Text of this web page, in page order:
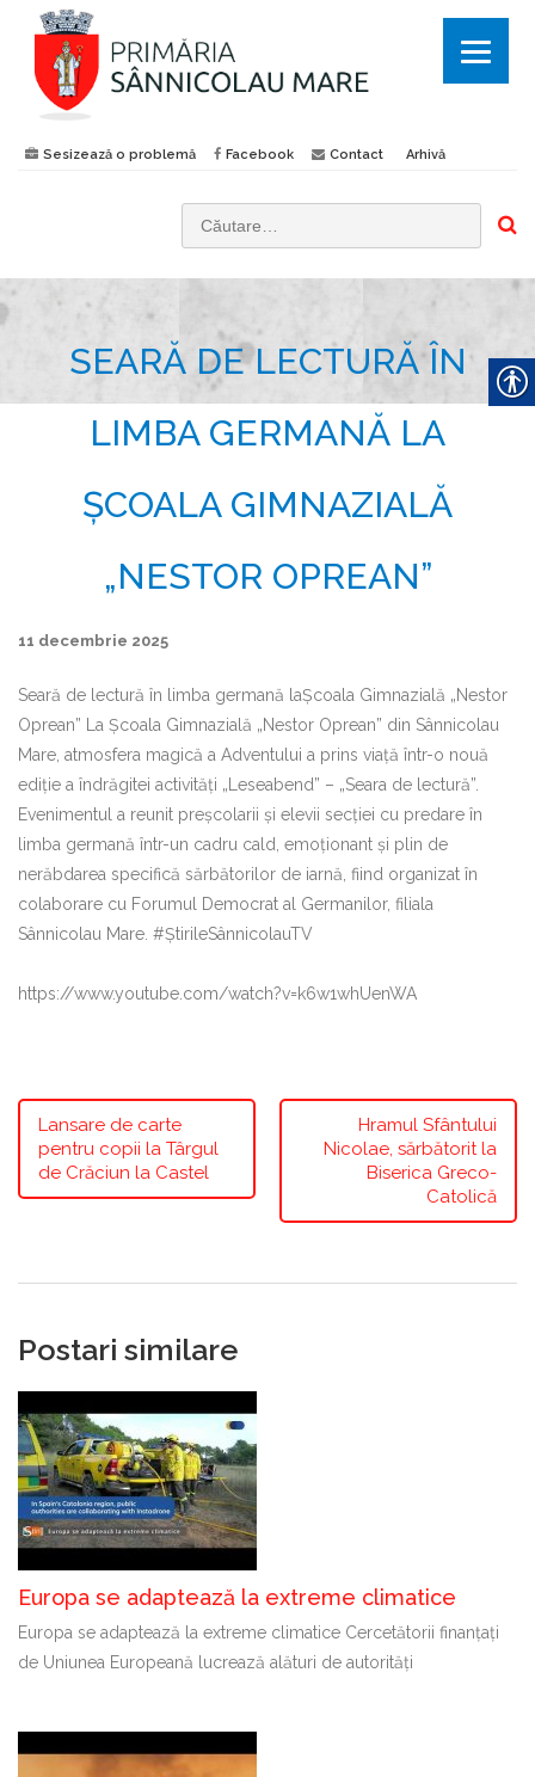
Sesizează o problemă Facebook Contact Arhivă
SEARĂ DE LECTURĂ ÎN
LIMBA GERMANĂ LA
ȘCOALA GIMNAZIALĂ
„NESTOR OPREAN”
11 decembrie 2025
Seară de lectură în limba germană laȘcoala Gimnazială „Nestor
Oprean” La Școala Gimnazială „Nestor Oprean” din Sânnicolau
Mare, atmosfera magică a Adventului a prins viață într-o nouă
ediție a îndrăgitei activități „Leseabend” – „Seara de lectură”.
Evenimentul a reunit preșcolarii și elevii secției cu predare în
limba germană într-un cadru cald, emoționant și plin de
nerăbdarea specifică sărbătorilor de iarnă, fiind organizat în
colaborare cu Forumul Democrat al Germanilor, filiala
Sânnicolau Mare. #ȘtirileSânnicolauTV
https://www.youtube.com/watch?v=k6w1whUenWA
Lansare de carte
pentru copii la Târgul
de Crăciun la Castel
Hramul Sfântului
Nicolae, sărbătorit la
Biserica Greco-
Catolică
Postari similare
Europa se adaptează la extreme climatice
Europa se adaptează la extreme climatice Cercetătorii finanțați
de Uniunea Europeană lucrează alături de autorități